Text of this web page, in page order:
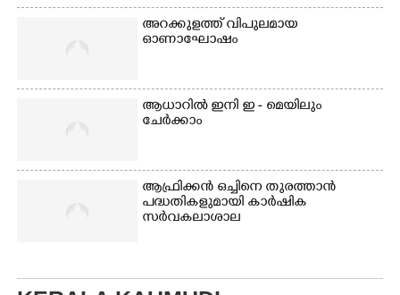
അറക്കുളത്ത് വിപുലമായ
ഓണാഘോഷം
ആധാറിൽ ഇനി ഇ - മെയിലും
ചേർക്കാം
ആഫ്രിക്കൻ ഒച്ചിനെ തുരത്താൻ
പദ്ധതികളുമായി കാർഷിക
സർവകലാശാല